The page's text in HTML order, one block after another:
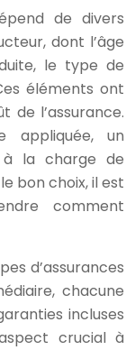
de divers
dont l’âge
le type de
éléments ont
de l’assurance.
appliquée, un
la charge de
bon choix, il est
comment
d’assurances
chacune
incluses
crucial à